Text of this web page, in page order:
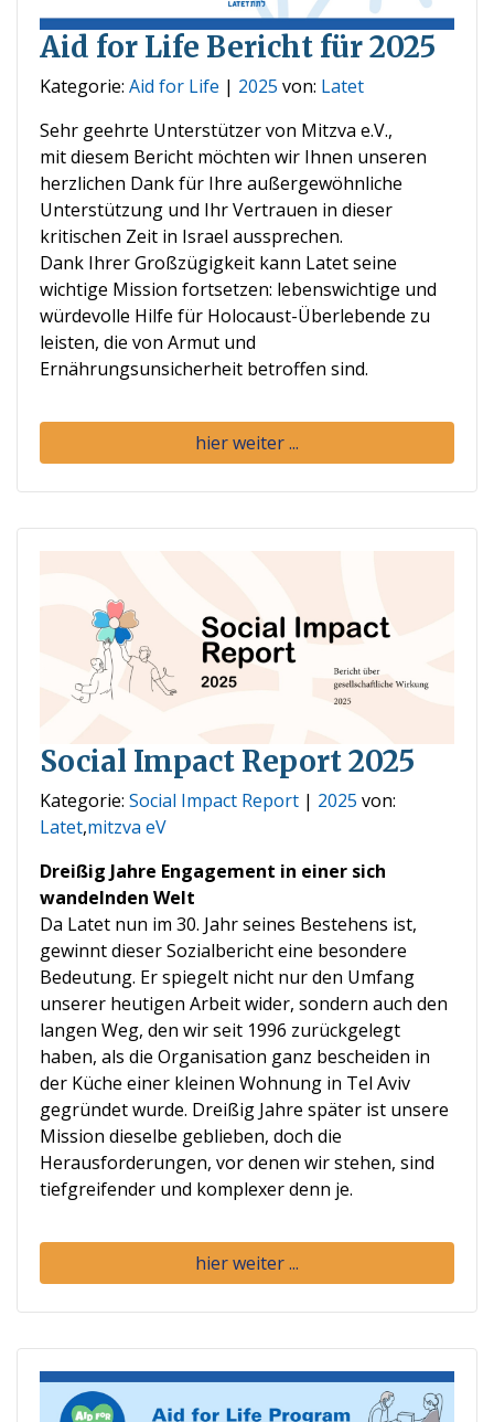
Aid for Life Bericht für 2025
Kategorie: Aid for Life | 2025 von: Latet
Sehr geehrte Unterstützer von Mitzva e.V.,
mit diesem Bericht möchten wir Ihnen unseren
herzlichen Dank für Ihre außergewöhnliche
Unterstützung und Ihr Vertrauen in dieser
kritischen Zeit in Israel aussprechen.
Dank Ihrer Großzügigkeit kann Latet seine
wichtige Mission fortsetzen: lebenswichtige und
würdevolle Hilfe für Holocaust-Überlebende zu
leisten, die von Armut und
Ernährungsunsicherheit betroffen sind.
hier weiter ...
Social Impact Report 2025
Kategorie: Social Impact Report | 2025 von:
Latet,mitzva eV
Dreißig Jahre Engagement in einer sich
wandelnden Welt
Da Latet nun im 30. Jahr seines Bestehens ist,
gewinnt dieser Sozialbericht eine besondere
Bedeutung. Er spiegelt nicht nur den Umfang
unserer heutigen Arbeit wider, sondern auch den
langen Weg, den wir seit 1996 zurückgelegt
haben, als die Organisation ganz bescheiden in
der Küche einer kleinen Wohnung in Tel Aviv
gegründet wurde. Dreißig Jahre später ist unsere
Mission dieselbe geblieben, doch die
Herausforderungen, vor denen wir stehen, sind
tiefgreifender und komplexer denn je.
hier weiter ...